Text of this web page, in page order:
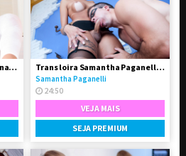
Travesti mega dotada Sabrina Suzuki em vídeo solo Trans loira Samantha Paganelli fodeu seu amigo passivo
Samantha Paganelli
24:50
VEJA MAIS
SEJA PREMIUM